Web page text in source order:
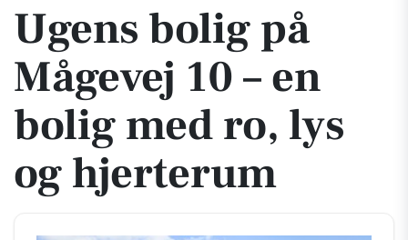
Ugens bolig på
Mågevej 10 – en
bolig med ro, lys
og hjerterum